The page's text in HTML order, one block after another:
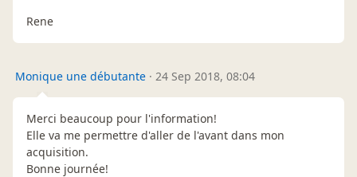
Rene
Monique une débutante · 24 Sep 2018, 08:04
Merci beaucoup pour l'information!
Elle va me permettre d'aller de l'avant dans mon
acquisition.
Bonne journée!